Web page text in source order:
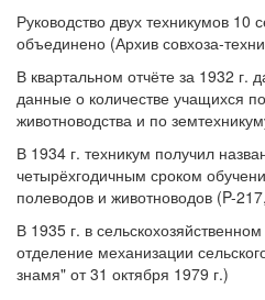
Руководство двух техникумов 10
объединено (Архив совхоза-
В квартальном отчёте за 1932
данные о количестве учащихся
животноводства и по
В 1934 г. техникум получил
четырёхгодичным сроком
полеводов и животноводов (P-
В 1935 г. в
отделение механизации
знамя" от 31 октября 1979 г.)